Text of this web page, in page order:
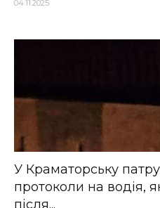
04.11.2025
У Краматорську
протоколи на водія,
після...